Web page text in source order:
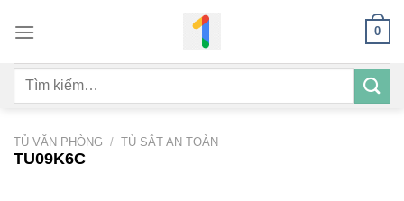
qua
dung
0
Tìm
TỦ VĂN PHÒNG / TỦ SẮT AN TOÀN
TU09K6C